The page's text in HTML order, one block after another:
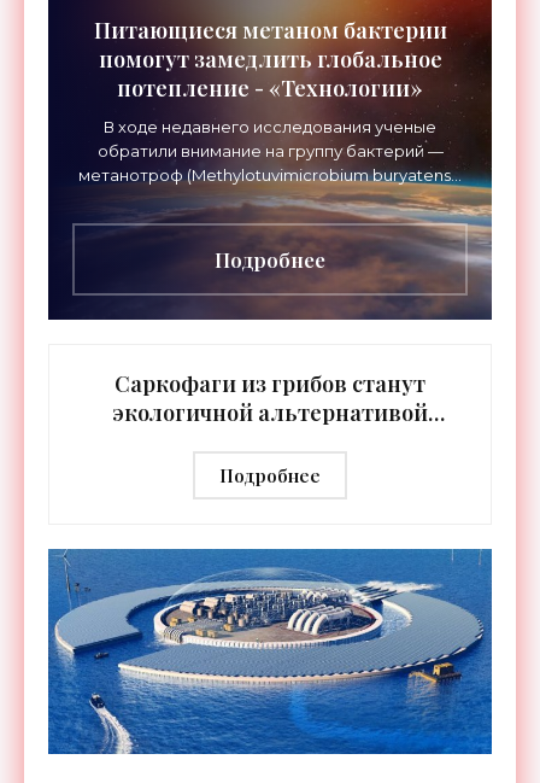
Питающиеся метаном бактерии
помогут замедлить глобальное
потепление - «Технологии»
В ходе недавнего исследования ученые
обратили внимание на группу бактерий —
метанотроф (Methylotuvimicrobium buryatense
5GB1C), которые поддерживают свою
клеточную активность за счет
Подробнее
Саркофаги из грибов станут
экологичной альтернативой
«Технологии»
Подробнее